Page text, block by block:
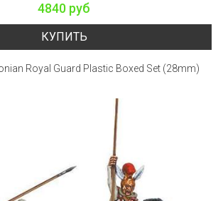
4840 руб
КУПИТЬ
Royal Guard Plastic Boxed Set (28mm)